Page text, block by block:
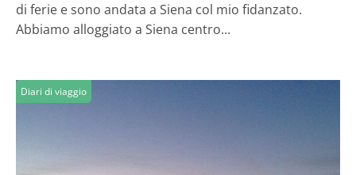
di ferie e sono andata a Siena col mio fidanzato.
Abbiamo alloggiato a Siena centro...
Diari di viaggio